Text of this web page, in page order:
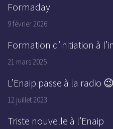
Formaday
9 février 2026
Formation d’initiation à
21 mars 2025
L’Enaip passe à la radio ⁠😉
12 juillet 2023
Triste nouvelle à l’Enaip